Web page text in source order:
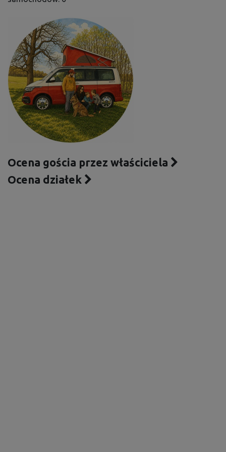
Ocena gościa przez właściciela
Ocena działek